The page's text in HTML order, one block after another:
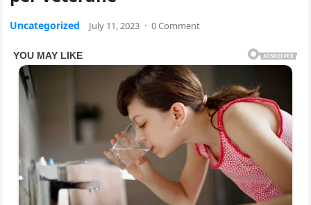
Uncategorized July 11, 2023 · 0 Comment